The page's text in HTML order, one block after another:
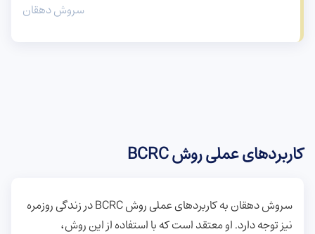
سروش دهقان
کاربردهای عملی روش BCRC
سروش دهقان به کاربردهای عملی روش BCRC در زندگی روزمره
نیز توجه دارد. او معتقد است که با استفاده از این روش،